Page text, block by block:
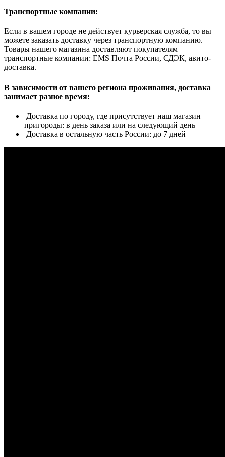
Транспортные компании:
Если в вашем городе не действует курьерская служба, то вы
можете заказать доставку через транспортную компанию.
Товары нашего магазина доставляют покупателям
транспортные компании: EMS Почта России, СДЭК, авито-
доставка.
В зависимости от вашего региона проживания, доставка
занимает разное время:
Доставка по городу, где присутствует наш магазин +
пригороды: в день заказа или на следующий день
Доставка в остальную часть России: до 7 дней